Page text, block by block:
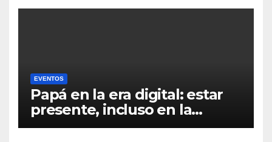
EVENTOS
Papá en la era digital: estar
presente, incluso en la
distancia